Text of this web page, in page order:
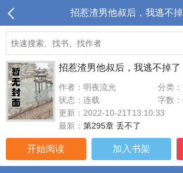
招惹渣男他叔后，我逃不
招惹渣男他叔后，我逃不掉了
作者：明夜流光
分类
状态：连载
字数
更新：2022-10-21T13:10:33
最新： 第295章 丢不了
开始阅读 加入书架